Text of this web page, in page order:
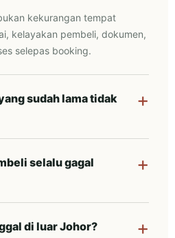
kekurangan tempat
kelayakan pembeli, dokumen,
selepas booking.
sudah lama tidak
selalu gagal
di luar Johor?